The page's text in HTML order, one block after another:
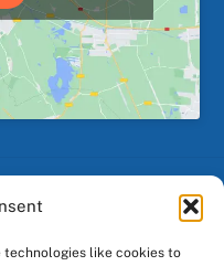
technologies like cookies to